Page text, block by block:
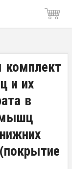
комплект
и их
в